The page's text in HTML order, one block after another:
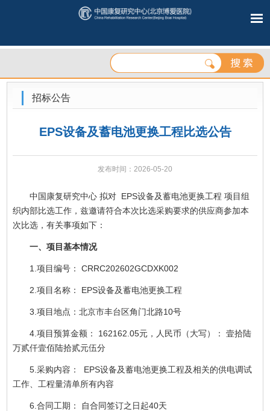
招标公告
EPS设备及蓄电池更换工程比选公告
发布时间：2026-05-20
中国康复研究中心 拟对 EPS设备及蓄电池更换工程 项目组
织内部比选工作，兹邀请符合本次比选采购要求的供应商参加本
次比选，有关事项如下：
一、项目基本情况
1.项目编号： CRRC202602GCDXK002
2.项目名称： EPS设备及蓄电池更换工程
3.项目地点：北京市丰台区角门北路10号
4.项目预算金额： 162162.05元，人民币（大写）： 壹拾陆
万贰仟壹佰陆拾贰元伍分
5.采购内容： EPS设备及蓄电池更换工程及相关的供电调试
工作、工程量清单所有内容
6.合同工期： 自合同签订之日起40天